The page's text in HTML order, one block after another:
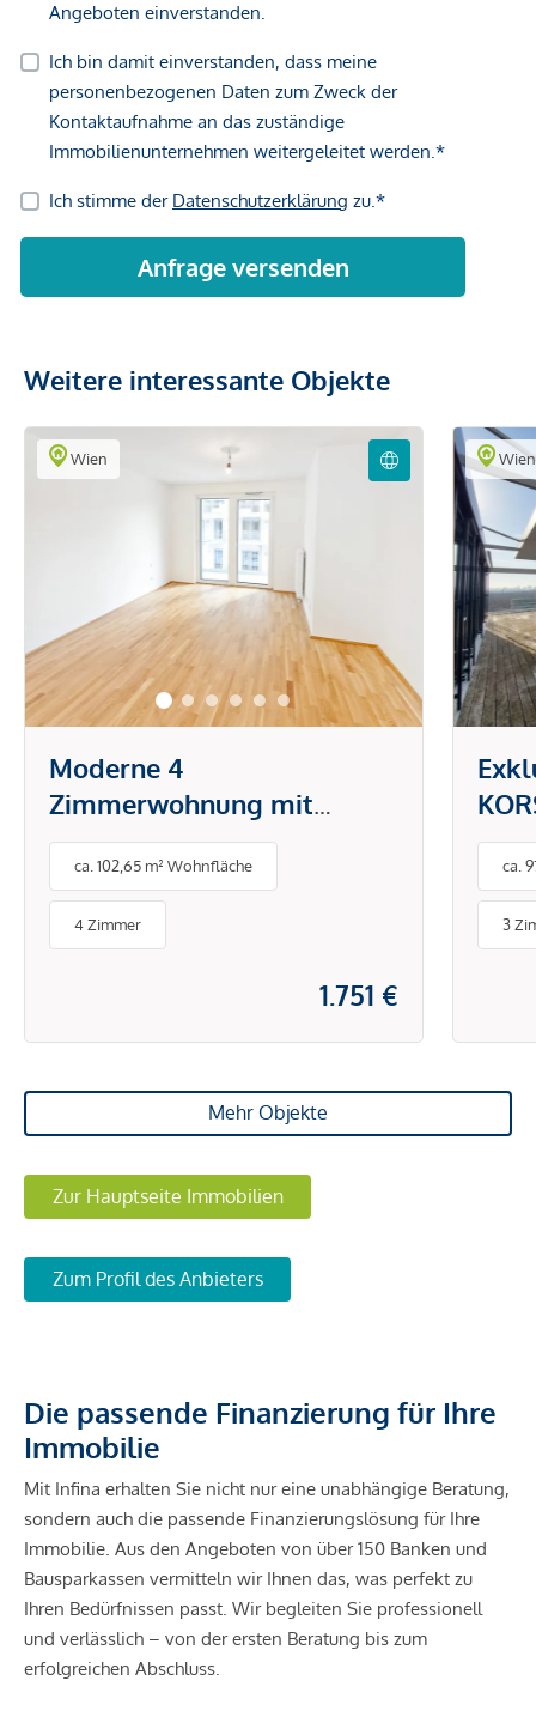
Weitere interessante Objekte
Wien
Moderne 4
Zimmerwohnung mit
großzügiger Freifläche!
ca. 102,65 m² Wohnfläche
4 Zimmer
1.751 €
Wien
ca.
3
Mehr Objekte
Zur Hauptseite Immobilien
Zum Profil des Anbieters
Die passende Finanzierung für Ihre
Immobilie
Mit Infina erhalten Sie nicht nur eine unabhängige Beratung,
sondern auch die passende Finanzierungslösung für Ihre
Immobilie. Aus den Angeboten von über 150 Banken und
Bausparkassen vermitteln wir Ihnen das, was perfekt zu
Ihren Bedürfnissen passt. Wir begleiten Sie professionell
und verlässlich – von der ersten Beratung bis zum
erfolgreichen Abschluss.